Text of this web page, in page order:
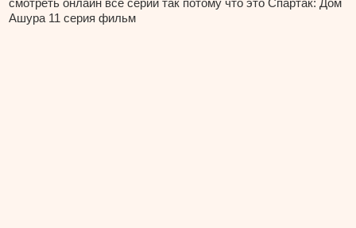
смотреть онлайн все серии так потому что это Спартак: Дом
Ашура 11 серия фильм